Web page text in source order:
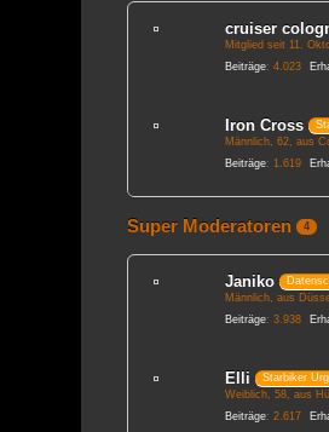
cruiser
Mitglied seit 11.
Beiträge
4.023
Iron Cross
Männlich 62 aus
Beiträge
1.619
Super Moderatoren 4
Janiko
Männlich aus
Beiträge
3.938
Elli
Starbiker
Weiblich 58 aus
Beiträge
2.617